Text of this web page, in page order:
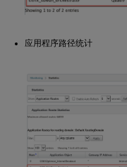
应用程序路径统计